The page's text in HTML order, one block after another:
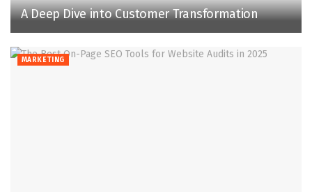
A Deep Dive into Customer Transformation
MARKETING